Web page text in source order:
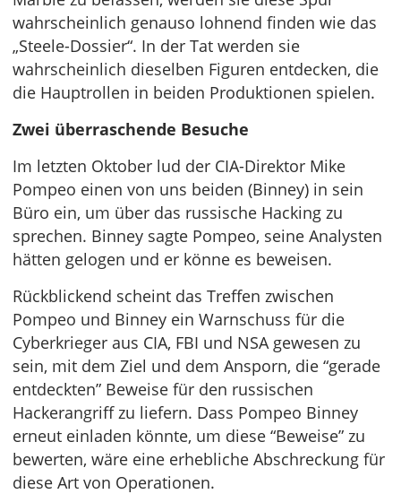
wahrscheinlich genauso lohnend finden wie das
„Steele-Dossier“. In der Tat werden sie
wahrscheinlich dieselben Figuren entdecken, die
die Hauptrollen in beiden Produktionen spielen.
Zwei überraschende Besuche
Im letzten Oktober lud der CIA-Direktor Mike
Pompeo einen von uns beiden (Binney) in sein
Büro ein, um über das russische Hacking zu
sprechen. Binney sagte Pompeo, seine Analysten
hätten gelogen und er könne es beweisen.
Rückblickend scheint das Treffen zwischen
Pompeo und Binney ein Warnschuss für die
Cyberkrieger aus CIA, FBI und NSA gewesen zu
sein, mit dem Ziel und dem Ansporn, die “gerade
entdeckten” Beweise für den russischen
Hackerangriff zu liefern. Dass Pompeo Binney
erneut einladen könnte, um diese “Beweise” zu
bewerten, wäre eine erhebliche Abschreckung für
diese Art von Operationen.